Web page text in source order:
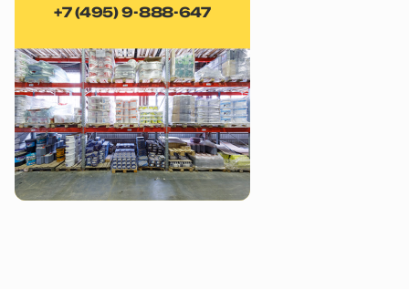
+7 (495) 9-888-647